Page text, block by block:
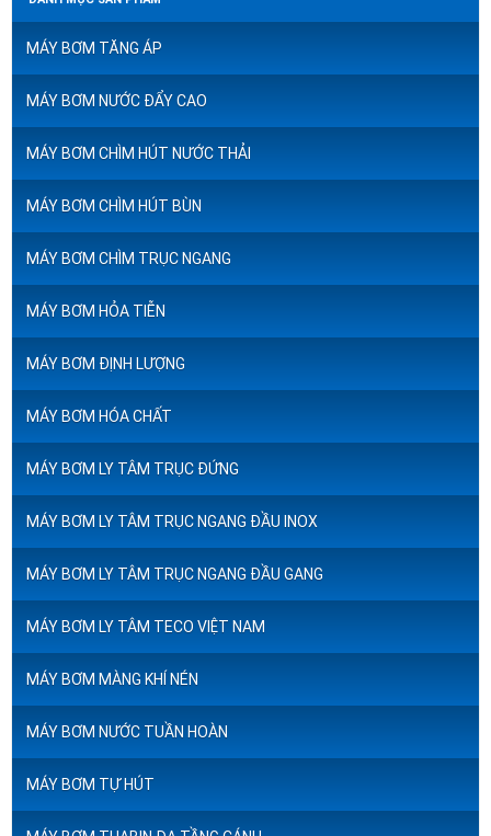
MÁY BƠM TĂNG ÁP
MÁY BƠM NƯỚC ĐẨY CAO
MÁY BƠM CHÌM HÚT NƯỚC THẢI
MÁY BƠM CHÌM HÚT BÙN
MÁY BƠM CHÌM TRỤC NGANG
MÁY BƠM HỎA TIỄN
MÁY BƠM ĐỊNH LƯỢNG
MÁY BƠM HÓA CHẤT
MÁY BƠM LY TÂM TRỤC ĐỨNG
MÁY BƠM LY TÂM TRỤC NGANG ĐẦU INOX
MÁY BƠM LY TÂM TRỤC NGANG ĐẦU GANG
MÁY BƠM LY TÂM TECO VIỆT NAM
MÁY BƠM MÀNG KHÍ NÉN
MÁY BƠM NƯỚC TUẦN HOÀN
MÁY BƠM TỰ HÚT